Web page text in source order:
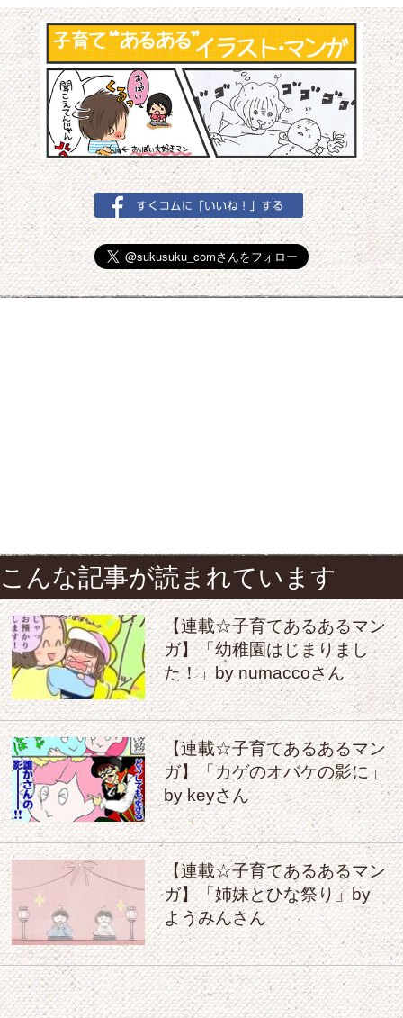
こんな記事が読まれています
【連載☆子育てあるあるマン
ガ】「幼稚園はじまりまし
た！」by numaccoさん
【連載☆子育てあるあるマン
ガ】「カゲのオバケの影に」
by keyさん
【連載☆子育てあるあるマン
ガ】「姉妹とひな祭り」by
ようみんさん